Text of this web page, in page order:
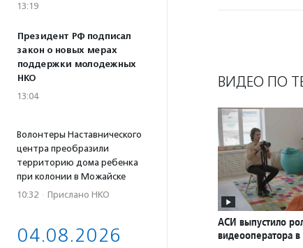
13:19
Президент РФ подписал
закон о новых мерах
поддержки молодежных
НКО
13:04
Волонтеры Наставнического
центра преобразили
территорию дома ребенка
при колонии в Можайске
10:32 · Прислано НКО
04.08.2026
ВИДЕО ПО
АСИ выпустило
видеооператора